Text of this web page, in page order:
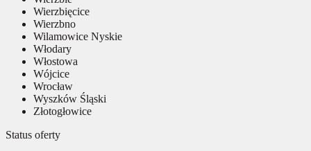
Wierzbięcice
Wierzbno
Wilamowice Nyskie
Włodary
Włostowa
Wójcice
Wrocław
Wyszków Śląski
Złotogłowice
Status oferty